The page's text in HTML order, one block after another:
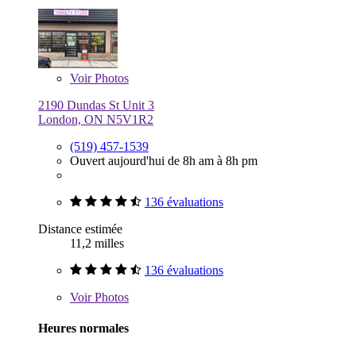
VoirPhotos
2190 Dundas St Unit 3
London, ON N5V1R2
(519) 457-1539
Ouvert aujourd'hui de 8h am à 8h pm
136 évaluations
Distance estimée
11,2 milles
136 évaluations
VoirPhotos
Heures normales